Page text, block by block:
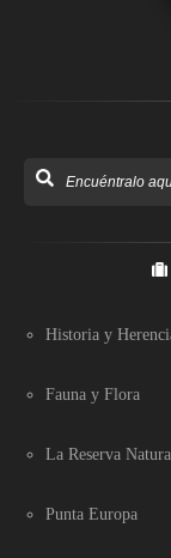
Historia y
Fauna y Flora
La Reserva
Punta Europa